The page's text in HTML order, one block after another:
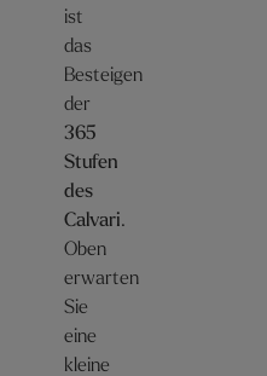
ist
das
Besteigen
der
365
Stufen
des
Calvari.
Oben
erwarten
Sie
eine
kleine